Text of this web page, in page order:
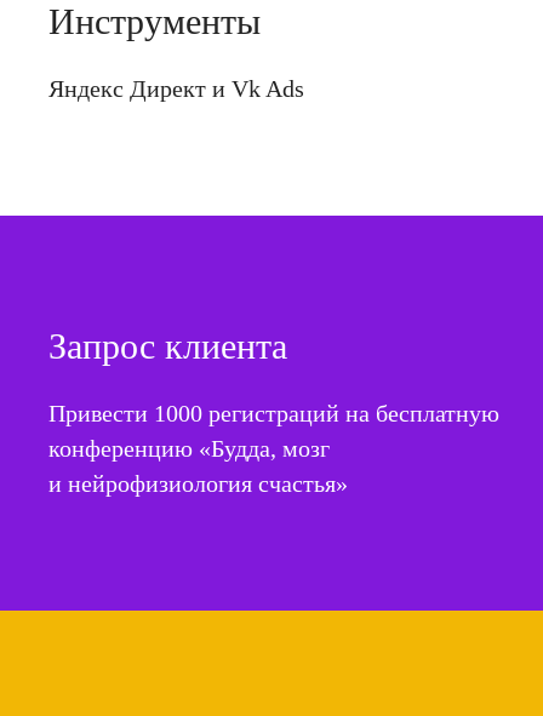
Инструменты
Яндекс Директ и Vk Ads
Запрос клиента
Привести 1000 регистраций на бесплатную
конференцию «Будда, мозг
и нейрофизиология счастья»